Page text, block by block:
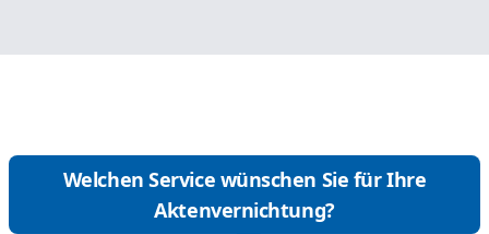
Welchen Service wünschen Sie für Ihre
Aktenvernichtung?